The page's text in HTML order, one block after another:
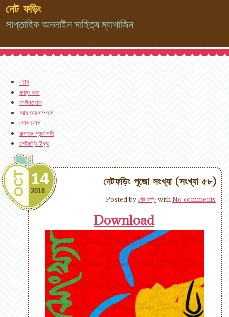
নেট ফড়িং
সাপ্তাহিক অনলাইন সাহিত্য ম্যাগাজিন
হোম
ফড়িং কথা
ডাউনলোড
আমাদের সম্পর্কে
যোগাযোগ
কল্পতরু প্রকাশনী
নেটফড়িং ইবুক
নেটফড়িং পূজো সংখ্যা (সংখ্যা ৫৮)
OCT 14
2018
Posted byনেট ফড়িং withNo comments
Download